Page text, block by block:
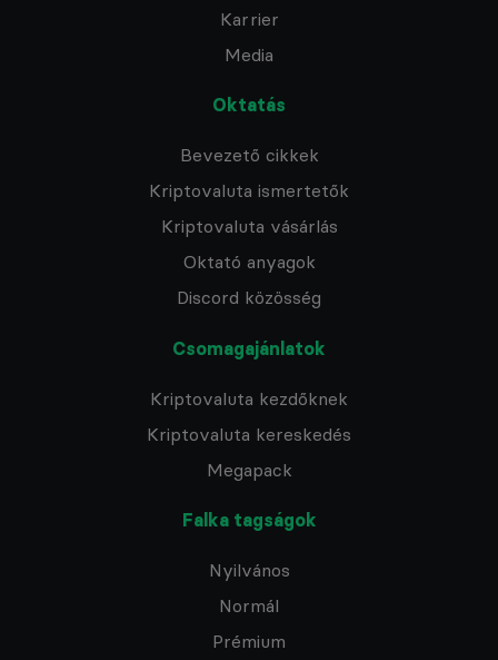
Karrier
Media
Oktatás
Bevezető cikkek
Kriptovaluta ismertetők
Kriptovaluta vásárlás
Oktató anyagok
Discord közösség
Csomagajánlatok
Kriptovaluta kezdőknek
Kriptovaluta kereskedés
Megapack
Falka tagságok
Nyilvános
Normál
Prémium